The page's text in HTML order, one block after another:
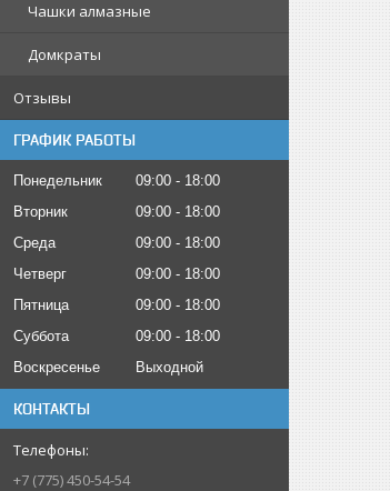
Чашки алмазные
Домкраты
Отзывы
ГРАФИК РАБОТЫ
Понедельник 09:00
18:00
Вторник
09:00
18:00
Среда
09:00
18:00
Четверг
09:00
18:00
Пятница
09:00
18:00
Суббота
09:00
18:00
Воскресенье
Выходной
КОНТАКТЫ
+7 (775) 450-54-54